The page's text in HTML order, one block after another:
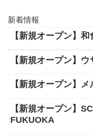
新着情報
【新規オープン】
【新規オープン】
【新規オープン】
【新規オープン】
FUKUOKA